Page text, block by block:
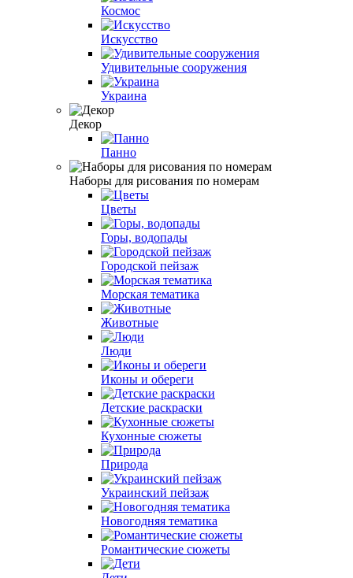
Космос
Искусство
Удивительные сооружения
Украина
Декор
Панно
Наборы для рисования по номерам
Цветы
Горы, водопады
Городской пейзаж
Морская тематика
Животные
Люди
Иконы и обереги
Детские раскраски
Кухонные сюжеты
Природа
Украинский пейзаж
Новогодняя тематика
Романтические сюжеты